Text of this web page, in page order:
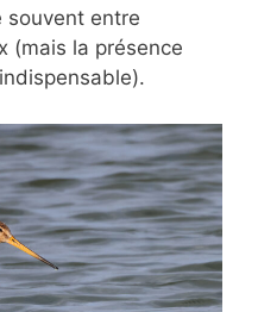
souvent entre
(mais la présence